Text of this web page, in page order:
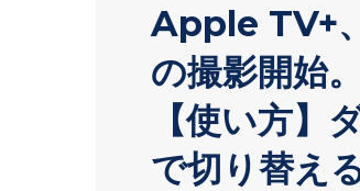
Apple TV+
の撮影開始
【使い方】
で切り替え